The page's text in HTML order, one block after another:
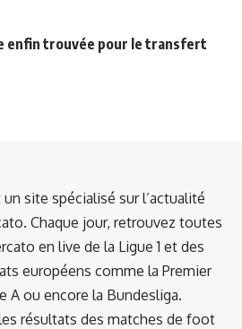
enfin trouvée pour le transfert
site spécialisé sur l’actualité
Chaque jour, retrouvez toutes
en live de la Ligue 1 et des
européens comme la Premier
A ou encore la Bundesliga.
résultats des matches de foot